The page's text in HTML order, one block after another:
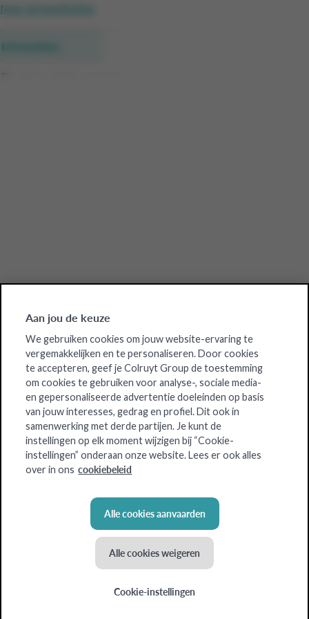
Naar de handleiding
Information
Receipt analysis
Aan jou de keuze
We gebruiken cookies om jouw website-ervaring te
vergemakkelijken en te personaliseren. Door cookies
te accepteren, geef je Colruyt Group de toestemming
om cookies te gebruiken voor analyse-, sociale media-
en gepersonaliseerde advertentie doeleinden op basis
van jouw interesses, gedrag en profiel. Dit ook in
samenwerking met derde partijen. Je kunt de
instellingen op elk moment wijzigen bij “Cookie-
instellingen” onderaan onze website. Lees er ook alles
over in ons cookiebeleid
Alle cookies aanvaarden
Alle cookies weigeren
Cookie-instellingen